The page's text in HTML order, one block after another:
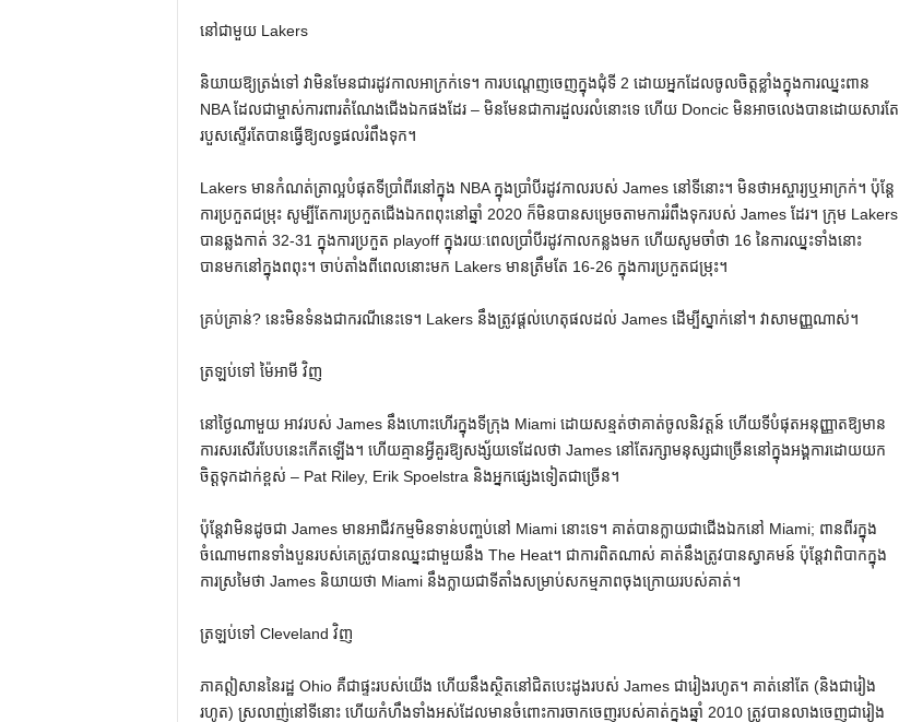
នៅជាមួយ Lakers
និយាយឱ្យត្រង់ទៅ វាមិនមែនជារដូវកាលអាក្រក់ទេ។ ការបណ្តេញចេញក្នុងជុំទី 2 ដោយអ្នកដែលចូលចិត្តខ្លាំងក្នុងការឈ្នះពាន
NBA ដែលជាម្ចាស់ការពារតំណែងជើងឯកផងដែរ – មិនមែនជាការដួលរលំនោះទេ ហើយ Doncic មិនអាចលេងបានដោយសារតែ
របួសស្ទើរតែបានធ្វើឱ្យលទ្ធផលរំពឹងទុក។
Lakers មានកំណត់ត្រាល្អបំផុតទីប្រាំពីរនៅក្នុង NBA ក្នុងប្រាំបីរដូវកាលរបស់ James នៅទីនោះ។ មិន​ថា​អស្ចារ្យ​ឬ​អាក្រក់។ ប៉ុន្តែ
ការប្រកួតជម្រុះ សូម្បីតែការប្រកួតជើងឯកពពុះនៅឆ្នាំ 2020 ក៏មិនបានសម្រេចតាមការរំពឹងទុករបស់ James ដែរ។ ក្រុម Lakers
បានឆ្លងកាត់ 32-31 ក្នុងការប្រកួត playoff ក្នុងរយៈពេលប្រាំបីរដូវកាលកន្លងមក ហើយសូមចាំថា 16 នៃការឈ្នះទាំងនោះ
បានមកនៅក្នុងពពុះ។ ចាប់​តាំង​ពី​ពេល​នោះ​មក Lakers មាន​ត្រឹម​តែ 16-26 ក្នុង​ការ​ប្រកួត​ជម្រុះ។
គ្រប់គ្រាន់? នេះ​មិន​ទំនង​ជា​ករណី​នេះ​ទេ។ Lakers នឹងត្រូវផ្តល់ហេតុផលដល់ James ដើម្បីស្នាក់នៅ។ វាសាមញ្ញណាស់។
ត្រឡប់ទៅ ម៉ៃអាមី វិញ
នៅថ្ងៃណាមួយ អាវរបស់ James នឹងហោះហើរក្នុងទីក្រុង Miami ដោយសន្មត់ថាគាត់ចូលនិវត្តន៍ ហើយទីបំផុតអនុញ្ញាតឱ្យមាន
ការសរសើរបែបនេះកើតឡើង។ ហើយគ្មានអ្វីគួរឱ្យសង្ស័យទេដែលថា James នៅតែរក្សាមនុស្សជាច្រើននៅក្នុងអង្គការដោយយក
ចិត្តទុកដាក់ខ្ពស់ – Pat Riley, Erik Spoelstra និងអ្នកផ្សេងទៀតជាច្រើន។
ប៉ុន្តែវាមិនដូចជា James មានអាជីវកម្មមិនទាន់បញ្ចប់នៅ Miami នោះទេ។ គាត់បានក្លាយជាជើងឯកនៅ Miami; ពាន​ពីរ​ក្នុង​
ចំណោម​ពាន​ទាំង​បួន​របស់​គេ​ត្រូវ​បាន​ឈ្នះ​ជាមួយ​នឹង The Heat។ ជាការពិតណាស់ គាត់នឹងត្រូវបានស្វាគមន៍ ប៉ុន្តែវាពិបាកក្នុង
ការស្រមៃថា James និយាយថា Miami នឹងក្លាយជាទីតាំងសម្រាប់សកម្មភាពចុងក្រោយរបស់គាត់។
ត្រឡប់ទៅ Cleveland វិញ
ភាគឦសាននៃរដ្ឋ Ohio គឺជាផ្ទះរបស់យើង ហើយនឹងស្ថិតនៅជិតបេះដូងរបស់ James ជារៀងរហូត។ គាត់នៅតែ (និងជារៀង
រហូត) ស្រលាញ់នៅទីនោះ ហើយកំហឹងទាំងអស់ដែលមានចំពោះការចាកចេញរបស់គាត់ក្នុងឆ្នាំ 2010 ត្រូវបានលាងចេញជារៀង